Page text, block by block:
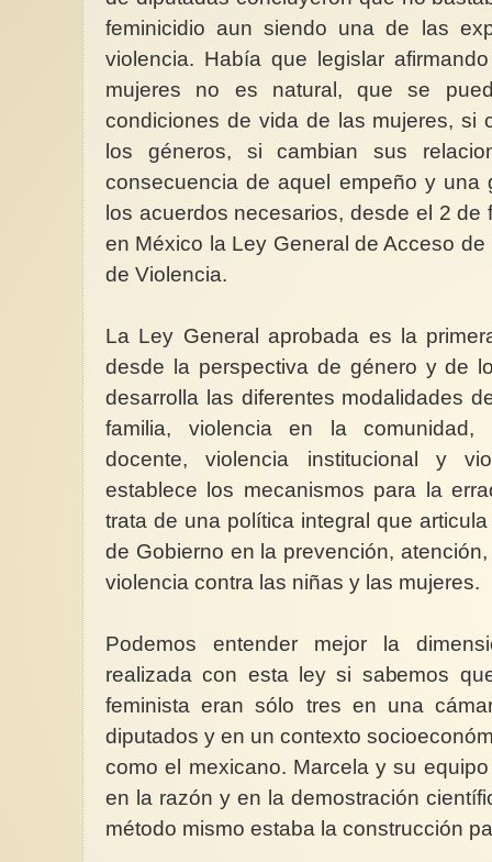
feminicidio aun siendo una de las
violencia. Había que legislar
mujeres no es natural, que se
condiciones de vida de las mujeres, si
los géneros, si cambian sus
consecuencia de aquel empeño y una
los acuerdos necesarios, desde el 2
en México la Ley General de Acceso
de Violencia.
La Ley General aprobada es la
desde la perspectiva de género y de
desarrolla las diferentes modalidades
familia, violencia en la comunidad,
docente, violencia institucional y
establece los mecanismos para la
trata de una política integral que
de Gobierno en la prevención,
violencia contra las niñas y las mujeres.
Podemos entender mejor la
realizada con esta ley si sabemos
feminista eran sólo tres en una
diputados y en un contexto
como el mexicano. Marcela y su
en la razón y en la demostración
método mismo estaba la construcción